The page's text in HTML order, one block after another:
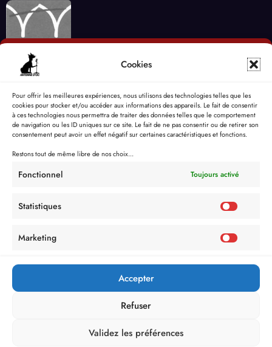
Cookies
Pour offrir les meilleures expériences, nous utilisons des technologies telles que les
cookies pour stocker et/ou accéder aux informations des appareils. Le fait de consentir
à ces technologies nous permettra de traiter des données telles que le comportement
de navigation ou les ID uniques sur ce site. Le fait de ne pas consentir ou de retirer son
consentement peut avoir un effet négatif sur certaines caractéristiques et fonctions.
Restons tout de même libre de nos choix...
Fonctionnel Toujours activé
Statistiques
Marketing
Accepter
Refuser
Validez les préférences